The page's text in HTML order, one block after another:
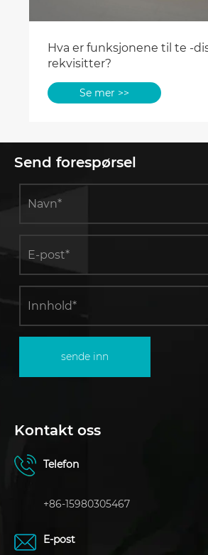
Hva er funksjonene til te -
rekvisitter?
Se mer >>
Send forespørsel
sende inn
Kontakt oss
Telefon
+86-15980305467
E-post